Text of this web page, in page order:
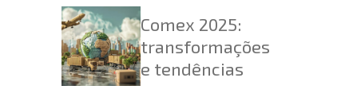
Comex 2025:
transformações
e tendências